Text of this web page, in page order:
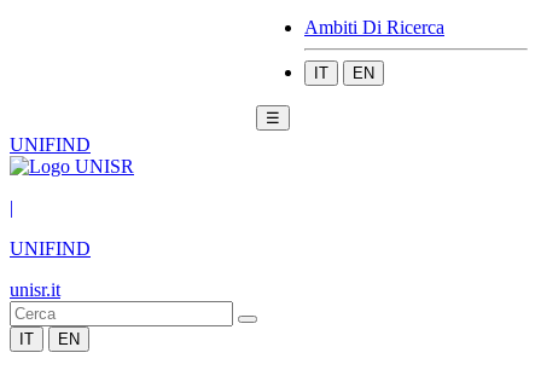
Ambiti Di Ricerca
IT EN
☰
UNIFIND
|
UNIFIND
unisr.it
IT EN